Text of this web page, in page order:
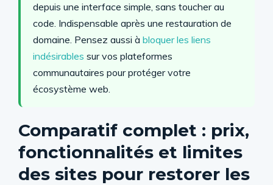
depuis une interface simple, sans toucher au
code. Indispensable après une restauration de
domaine. Pensez aussi à bloquer les liens
indésirables sur vos plateformes
communautaires pour protéger votre
écosystème web.
Comparatif complet : prix,
fonctionnalités et limites
des sites pour restorer les